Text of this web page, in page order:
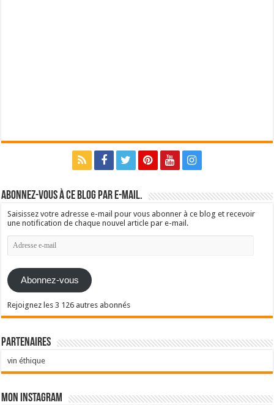
Abonnez-vous à ce blog par e-mail.
Saisissez votre adresse e-mail pour vous abonner à ce blog et recevoir
une notification de chaque nouvel article par e-mail.
Adresse
e-
Abonnez-vous
Rejoignez les 3 126 autres abonnés
Partenaires
vin éthique
Mon Instagram